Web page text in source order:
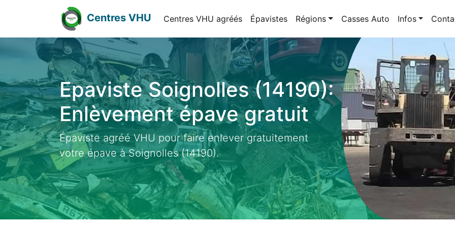
Centres VHU Centres VHU agréés Épavistes Régions Casses Auto Infos
Epaviste Soignolles (14190):
Enlèvement épave gratuit
Épaviste agréé VHU pour faire enlever gratuitement
votre épave à Soignolles (14190).